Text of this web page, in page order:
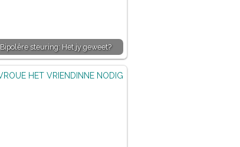
Bipolêre steuring: Het jy geweet?